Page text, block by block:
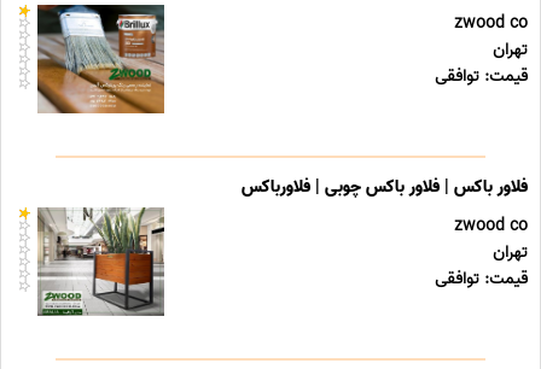
zwood co
تهران
قیمت: توافقی
فلاور باکس | فلاور باکس چوبی | فلاورباکس
zwood co
تهران
قیمت: توافقی